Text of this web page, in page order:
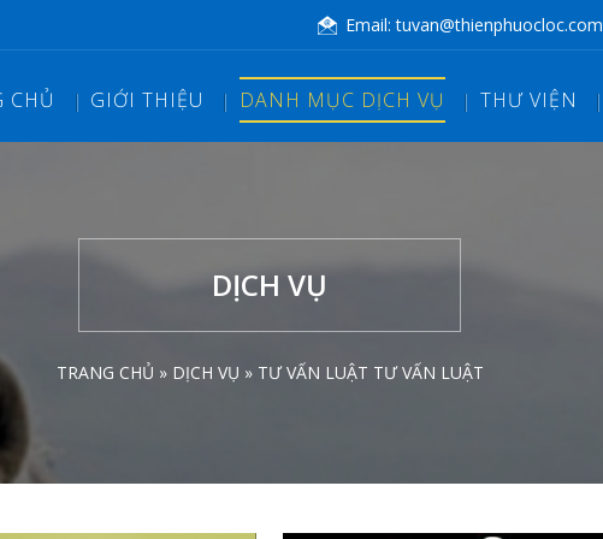
Email:tuvan@thienphuocloc.com
CHỦ GIỚI THIỆU DANH MỤC DỊCH VỤ THƯ VIỆN
DỊCH VỤ
TRANG CHỦ » DỊCH VỤ » TƯ VẤN LUẬT TƯ VẤN LUẬT